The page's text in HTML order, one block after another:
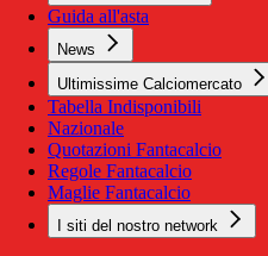
Guida all'asta
News
Ultimissime Calciomercato
Tabella Indisponibili
Nazionale
Quotazioni Fantacalcio
Regole Fantacalcio
Maglie Fantacalcio
I siti del nostro network